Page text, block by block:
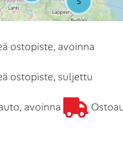
ostopiste, avoinna
ostopiste, suljettu
avoinna